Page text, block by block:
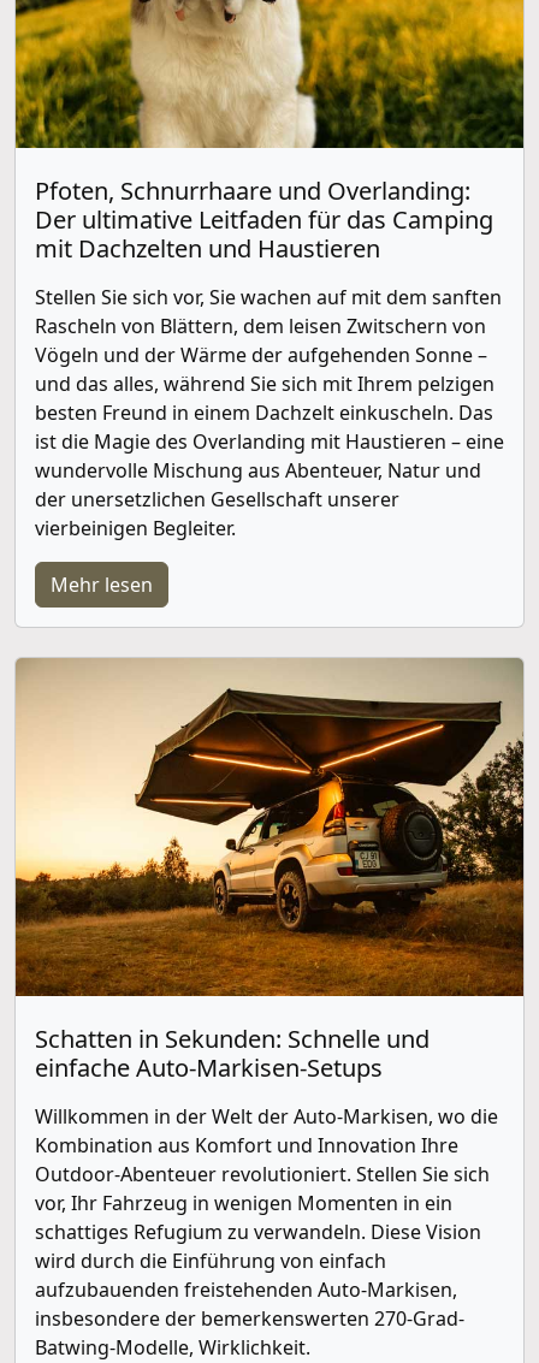
Pfoten, Schnurrhaare und Overlanding:
Der ultimative Leitfaden für das Camping
mit Dachzelten und Haustieren
Stellen Sie sich vor, Sie wachen auf mit dem sanften
Rascheln von Blättern, dem leisen Zwitschern von
Vögeln und der Wärme der aufgehenden Sonne –
und das alles, während Sie sich mit Ihrem pelzigen
besten Freund in einem Dachzelt einkuscheln. Das
ist die Magie des Overlanding mit Haustieren – eine
wundervolle Mischung aus Abenteuer, Natur und
der unersetzlichen Gesellschaft unserer
vierbeinigen Begleiter.
Mehr lesen
Schatten in Sekunden: Schnelle und
einfache Auto-Markisen-Setups
Willkommen in der Welt der Auto-Markisen, wo die
Kombination aus Komfort und Innovation Ihre
Outdoor-Abenteuer revolutioniert. Stellen Sie sich
vor, Ihr Fahrzeug in wenigen Momenten in ein
schattiges Refugium zu verwandeln. Diese Vision
wird durch die Einführung von einfach
aufzubauenden freistehenden Auto-Markisen,
insbesondere der bemerkenswerten 270-Grad-
Batwing-Modelle, Wirklichkeit.